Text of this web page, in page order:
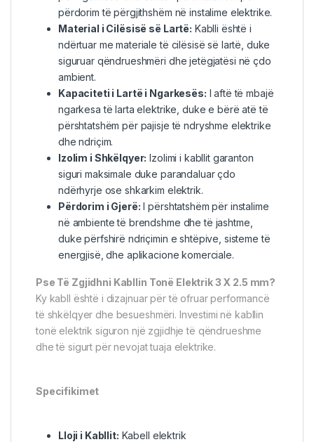
përdorim të përgjithshëm në instalime elektrike.
Material i Cilësisë së Lartë: Kablli është i
ndërtuar me materiale të cilësisë së lartë, duke
siguruar qëndrueshmëri dhe jetëgjatësi në çdo
ambient.
Kapaciteti i Lartë i Ngarkesës: I aftë të mbajë
ngarkesa të larta elektrike, duke e bërë atë të
përshtatshëm për pajisje të ndryshme elektrike
dhe ndriçim.
Izolim i Shkëlqyer: Izolimi i kabllit garanton
siguri maksimale duke parandaluar çdo
ndërhyrje ose shkarkim elektrik.
Përdorim i Gjerë: I përshtatshëm për instalime
në ambiente të brendshme dhe të jashtme,
duke përfshirë ndriçimin e shtëpive, sisteme të
energjisë, dhe aplikacione komerciale.
Pse Të Zgjidhni Kabllin Tonë Elektrik 3 X 2.5 mm?
Ky kabll është i dizajnuar për të ofruar performancë
të shkëlqyer dhe besueshmëri. Investimi në kabllin
tonë elektrik siguron një zgjidhje të qëndrueshme
dhe të sigurt për nevojat tuaja elektrike.
Specifikimet
Lloji i Kabllit: Kabell elektrik